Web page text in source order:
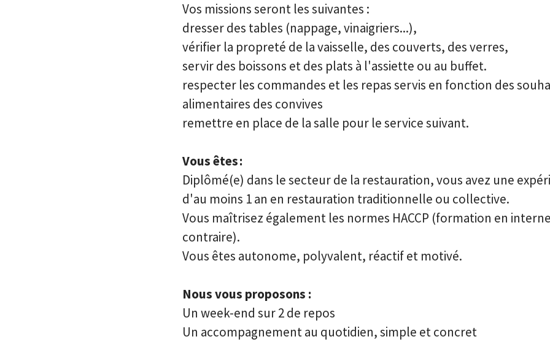
Vos missions seront les suivantes :
dresser des tables (nappage, vinaigriers...),
vérifier la propreté de la vaisselle, des couverts, des verres,
servir des boissons et des plats à l'assiette ou au buffet.
respecter les commandes et les repas servis en fonction des
alimentaires des convives
remettre en place de la salle pour le service suivant.
Vous êtes :
Diplômé(e) dans le secteur de la restauration, vous avez une
d'au moins 1 an en restauration traditionnelle ou collective.
Vous maîtrisez également les normes HACCP (formation en
contraire).
Vous êtes autonome, polyvalent, réactif et motivé.
Nous vous proposons :
Un week-end sur 2 de repos
Un accompagnement au quotidien, simple et concret